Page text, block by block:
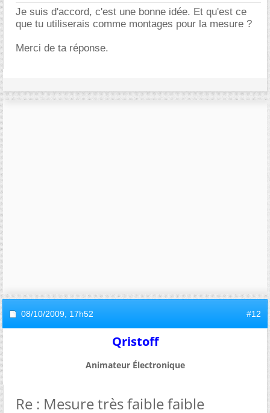
Je suis d'accord, c'est une bonne idée. Et qu'est ce
que tu utiliserais comme montages pour la mesure ?
Merci de ta réponse.
08/10/2009, 17h52 #12
Qristoff
Animateur Électronique
Re : Mesure très faible faible